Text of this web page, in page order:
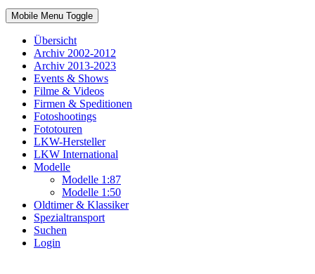
Mobile Menu Toggle
Übersicht
Archiv 2002-2012
Archiv 2013-2023
Events & Shows
Filme & Videos
Firmen & Speditionen
Fotoshootings
Fototouren
LKW-Hersteller
LKW International
Modelle
Modelle 1:87
Modelle 1:50
Oldtimer & Klassiker
Spezialtransport
Suchen
Login